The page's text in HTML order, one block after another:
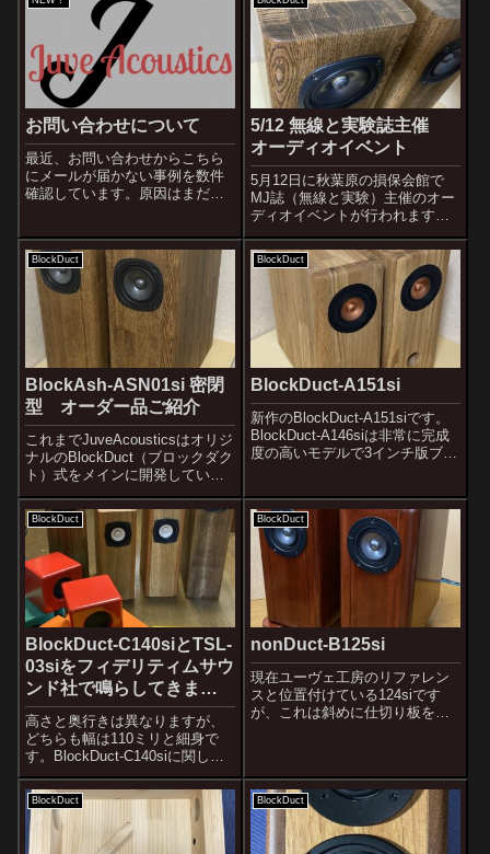
BlockDuct-C167si Ⅱです。キャ
ビネットサイズはほぼ同じで
す。サイズは11...
カーはスピーカーから音が鳴っ
ているように感じません。他の
どのスピーカーよ...
お問い合わせについて
最近、お問い合わせからこちら
にメールが届かない事例を数件
確認しています。原因はまだわ
認しています。一つ考えられる
ことがありまして、それはスパ
ムメールや宣伝の書き込みがほ
ぼ毎日20通とか...
5/12 無線と実験誌主催
オーディオイベント
5月12日に秋葉原の損保会館で
MJ誌（無線と実験）主催のオー
ディオイベントが行われます。
JuveAcousticsは去年に引き続き
2度目の出展になります。去年は
BlockDuct-A130siと
BlockDuctB130siをメインにデモ
し...
BlockDuct
BlockAsh-ASN01si 密閉
型 オーダー品ご紹介
これまでJuveAcousticsはオリジ
ナルのBlockDuct（ブロックダク
ト）式をメインに開発していま
す。ダクトノイズが発生しにく
いBlockDuctはバスレフ型のデメ
リットを極力低減する優れたバ
スレフ方式であると考えていま
す。Blo...
BlockDuct
BlockDuct-A151si
新作のBlockDuct-A151siです。
BlockDuct-A146siは非常に完成
度の高いモデルで3インチ版ブロ
すスピーカーです。非常にマッ
シブな筐体でユニットの音以外
は極力排除...
BlockDuct
BlockDuct-C140siとTSL-
03siをフィデリティムサウ
ンド社で鳴らしてきまし
た。
高さと奥行きは異なりますが、
どちらも幅は110ミリと細身で
す。BlockDuct-C140siに関して
は名器と断言できるレベルにな
っていますので、今後この内寸
と全く同じものを板材変更等で
開発していくつもりです。この
BlockDuct-C14...
BlockDuct
nonDuct-B125si
現在ユーヴェ工房のリファレン
スと位置付けている124siです
が、これは斜めに仕切り板を入
きな効果を発揮しています。こ
れは118siのものですが124siは
改...
BlockDuct BlockDuct